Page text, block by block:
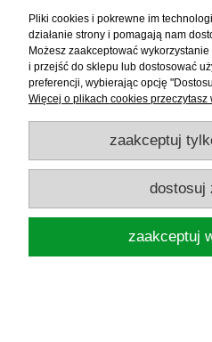
MIKADO RZEP DO
2,00
do
Pliki cookies i pokrewne im
działanie strony i pomagają nam
Możesz zaakceptować
i przejść do sklepu lub dostosować
preferencji, wybierając opcję
Więcej o plikach cookies
zaakceptuj
dostosuj
zaakceptuj